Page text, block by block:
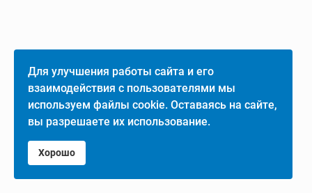
Для улучшения работы сайта и его
взаимодействия с пользователями мы
используем файлы cookie. Оставаясь на сайте,
вы разрешаете их использование.
Хорошо